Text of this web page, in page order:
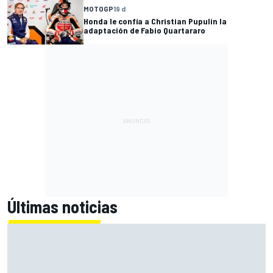
MOTOGP19 d
Honda le confía a Christian Pupulin la
adaptación de Fabio Quartararo
Últimas noticias